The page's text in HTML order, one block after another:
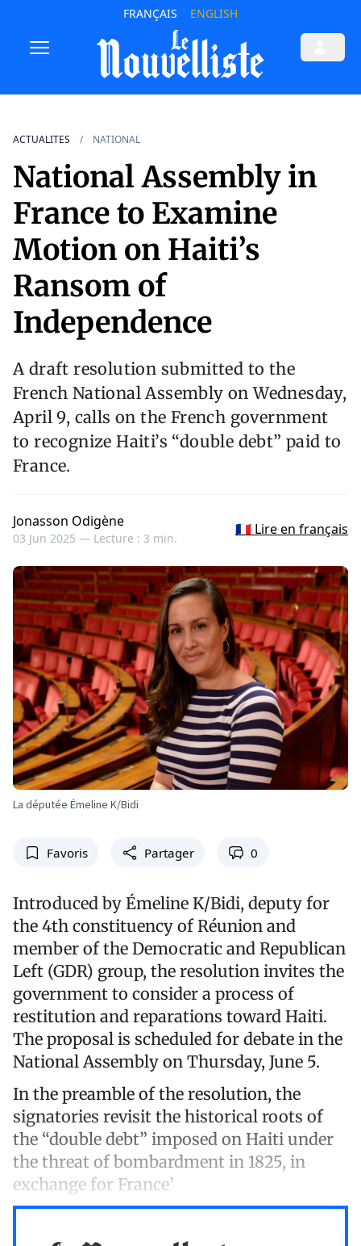
FRANÇAIS ENGLISH
ACTUALITES NATIONAL
National Assembly in
France to Examine
Motion on Haiti’s
Ransom of
Independence
A draft resolution submitted to the
French National Assembly on Wednesday,
April 9, calls on the French government
to recognize Haiti’s “double debt” paid to
France.
Jonasson Odigène
03 Jun 2025 — Lecture : 3 min.
🇫🇷 Lire en français
La députée Émeline K/Bidi
Favoris Partager 0
Introduced by Émeline K/Bidi, deputy for
the 4th constituency of Réunion and
member of the Democratic and Republican
Left (GDR) group, the resolution invites the
government to consider a process of
restitution and reparations toward Haiti.
The proposal is scheduled for debate in the
National Assembly on Thursday, June 5.
In the preamble of the resolution, the
signatories revisit the historical roots of
the “double debt” imposed on Haiti under
the threat of bombardment in 1825, in
exchange for France’